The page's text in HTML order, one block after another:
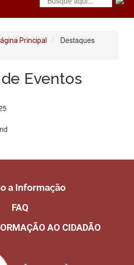
Principal
Destaques
Eventos
a Informação
FAQ
AO CIDADÃO